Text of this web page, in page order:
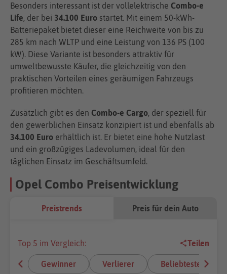
Besonders interessant ist der vollelektrische Combo-e
Life, der bei 34.100 Euro startet. Mit einem 50-kWh-
Batteriepaket bietet dieser eine Reichweite von bis zu
285 km nach WLTP und eine Leistung von 136 PS (100
kW). Diese Variante ist besonders attraktiv für
umweltbewusste Käufer, die gleichzeitig von den
praktischen Vorteilen eines geräumigen Fahrzeugs
profitieren möchten.
Zusätzlich gibt es den Combo-e Cargo, der speziell für
den gewerblichen Einsatz konzipiert ist und ebenfalls ab
34.100 Euro erhältlich ist. Er bietet eine hohe Nutzlast
und ein großzügiges Ladevolumen, ideal für den
täglichen Einsatz im Geschäftsumfeld.
Opel Combo Preisentwicklung
Preistrends Preis für dein Auto
Top 5 im Vergleich:
Gewinner Verlierer Beliebteste E-
Teilen